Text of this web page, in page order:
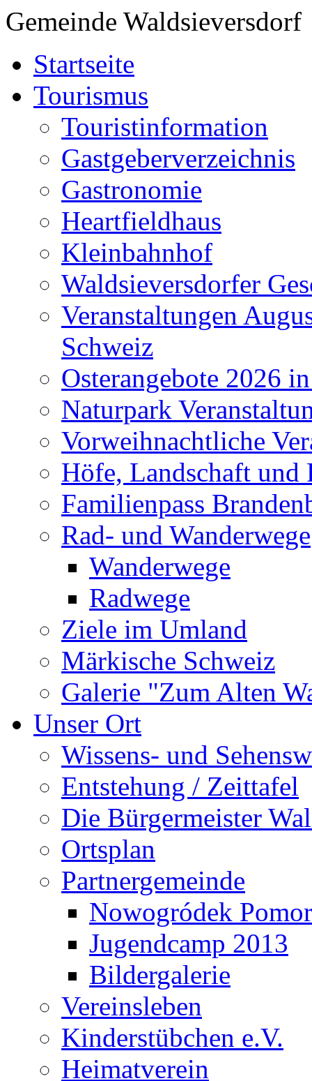
Gemeinde Waldsieversdorf
Startseite
Tourismus
Touristinformation
Gastgeberverzeichnis
Gastronomie
Heartfieldhaus
Kleinbahnhof
Waldsieversdorfer
Veranstaltungen
Schweiz
Osterangebote 2026
Naturpark
Vorweihnachtliche
Höfe, Landschaft und
Familienpass
Rad- und Wanderwege
Wanderwege
Radwege
Ziele im Umland
Märkische Schweiz
Galerie "Zum Alten
Unser Ort
Wissens- und
Entstehung / Zeittafel
Die Bürgermeister
Ortsplan
Partnergemeinde
Nowogródek
Jugendcamp 2013
Bildergalerie
Vereinsleben
Kinderstübchen e.V.
Heimatverein